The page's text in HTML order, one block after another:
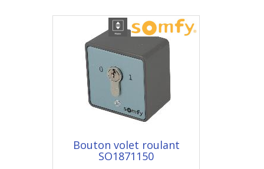
Bouton volet roulant
SO1871150